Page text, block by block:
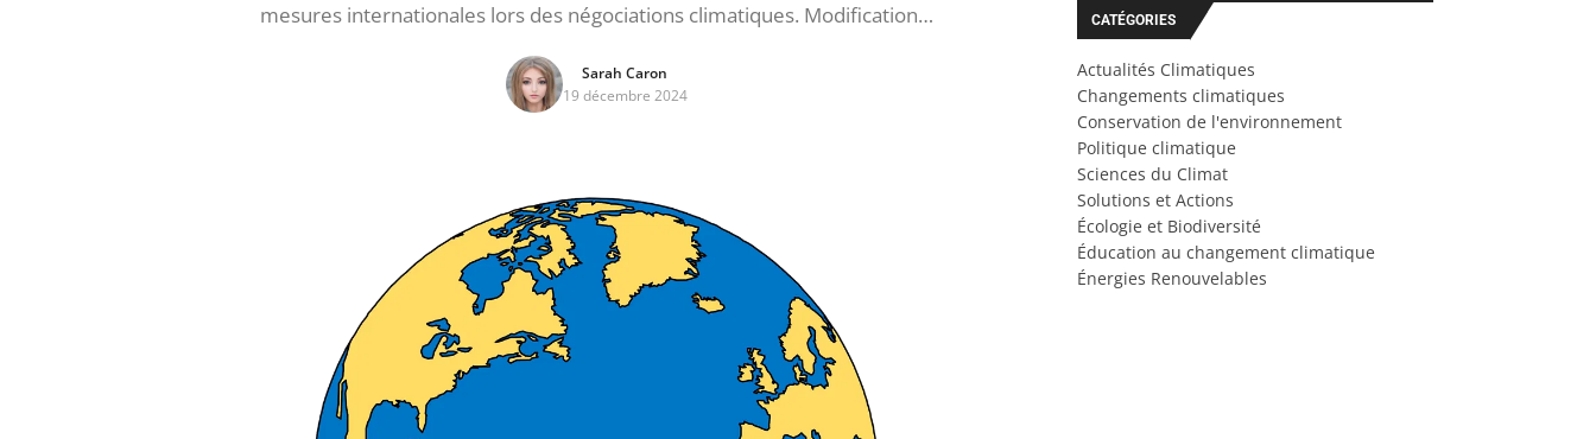
mesures internationales lors des négociations climatiques. Modification…
Sarah Caron
19 décembre 2024
CATÉGORIES
Actualités Climatiques
Changements climatiques
Conservation de l'environnement
Politique climatique
Sciences du Climat
Solutions et Actions
Écologie et Biodiversité
Éducation au changement climatique
Énergies Renouvelables